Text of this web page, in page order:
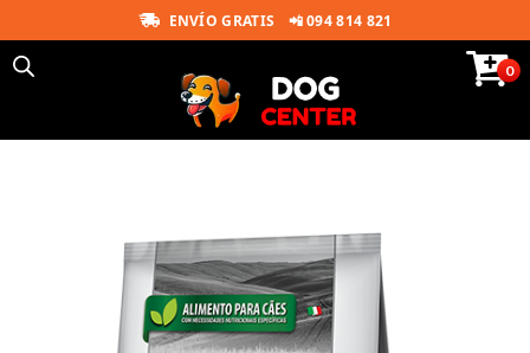
ENVÍO GRATIS 📲 094 814 821
0